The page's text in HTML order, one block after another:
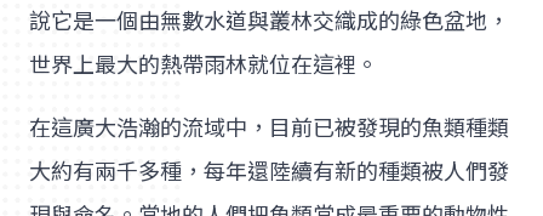
說它是一個由無數水道與叢林交織成的綠色盆地，
世界上最大的熱帶雨林就位在這裡。
在這廣大浩瀚的流域中，目前已被發現的魚類種類
大約有兩千多種，每年還陸續有新的種類被人們發